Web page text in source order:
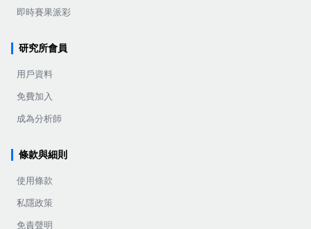
即時賽果派彩
研究所會員
用戶資料
免費加入
成為分析師
條款與細則
使用條款
私隱政策
免責聲明